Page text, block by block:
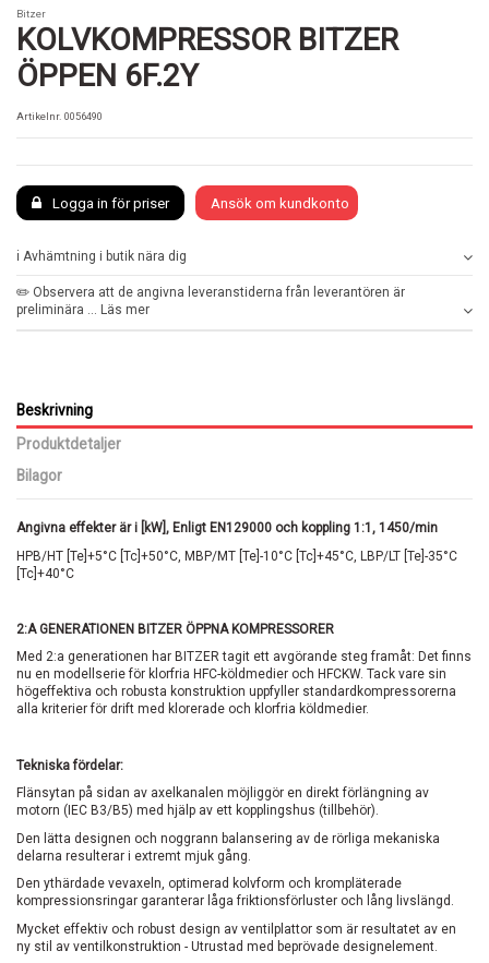
Bitzer
KOLVKOMPRESSOR BITZER
ÖPPEN 6F.2Y
Artikelnr. 0056490
Logga in för priser Ansök om kundkonto
ℹ️ Avhämtning i butik nära dig
✏️ Observera att de angivna leveranstiderna från leverantören är
preliminära ... Läs mer
Beskrivning
Produktdetaljer
Bilagor
Angivna effekter är i [kW], Enligt EN129000 och koppling 1:1, 1450/min
HPB/HT [Te]+5°C [Tc]+50°C, MBP/MT [Te]-10°C [Tc]+45°C, LBP/LT [Te]-35°C
[Tc]+40°C
2:A GENERATIONEN BITZER ÖPPNA KOMPRESSORER
Med 2:a generationen har BITZER tagit ett avgörande steg framåt: Det finns
nu en modellserie för klorfria HFC-köldmedier och HFCKW. Tack vare sin
högeffektiva och robusta konstruktion uppfyller standardkompressorerna
alla kriterier för drift med klorerade och klorfria köldmedier.
Tekniska fördelar:
Flänsytan på sidan av axelkanalen möjliggör en direkt förlängning av
motorn (IEC B3/B5) med hjälp av ett kopplingshus (tillbehör).
Den lätta designen och noggrann balansering av de rörliga mekaniska
delarna resulterar i extremt mjuk gång.
Den ythärdade vevaxeln, optimerad kolvform och krompläterade
kompressionsringar garanterar låga friktionsförluster och lång livslängd.
Mycket effektiv och robust design av ventilplattor som är resultatet av en
ny stil av ventilkonstruktion - Utrustad med beprövade designelement.